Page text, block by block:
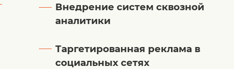
Внедрение систем сквозной
аналитики
Таргетированная реклама в
социальных сетях